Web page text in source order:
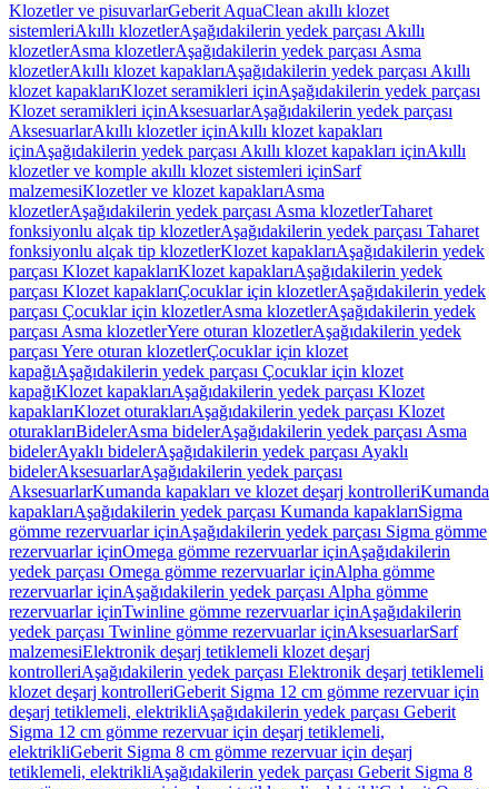
Klozetler ve pisuvarlarGeberit AquaClean akıllı klozet
sistemleriAkıllı klozetlerAşağıdakilerin yedek parçası Akıllı
klozetlerAsma klozetlerAşağıdakilerin yedek parçası Asma
klozetlerAkıllı klozet kapaklarıAşağıdakilerin yedek parçası Akıllı
klozet kapaklarıKlozet seramikleri içinAşağıdakilerin yedek parçası
Klozet seramikleri içinAksesuarlarAşağıdakilerin yedek parçası
AksesuarlarAkıllı klozetler içinAkıllı klozet kapakları
içinAşağıdakilerin yedek parçası Akıllı klozet kapakları içinAkıllı
klozetler ve komple akıllı klozet sistemleri içinSarf
malzemesiKlozetler ve klozet kapaklarıAsma
klozetlerAşağıdakilerin yedek parçası Asma klozetlerTaharet
fonksiyonlu alçak tip klozetlerAşağıdakilerin yedek parçası Taharet
fonksiyonlu alçak tip klozetlerKlozet kapaklarıAşağıdakilerin yedek
parçası Klozet kapaklarıKlozet kapaklarıAşağıdakilerin yedek
parçası Klozet kapaklarıÇocuklar için klozetlerAşağıdakilerin yedek
parçası Çocuklar için klozetlerAsma klozetlerAşağıdakilerin yedek
parçası Asma klozetlerYere oturan klozetlerAşağıdakilerin yedek
parçası Yere oturan klozetlerÇocuklar için klozet
kapağıAşağıdakilerin yedek parçası Çocuklar için klozet
kapağıKlozet kapaklarıAşağıdakilerin yedek parçası Klozet
kapaklarıKlozet oturaklarıAşağıdakilerin yedek parçası Klozet
oturaklarıBidelerAsma bidelerAşağıdakilerin yedek parçası Asma
bidelerAyaklı bidelerAşağıdakilerin yedek parçası Ayaklı
bidelerAksesuarlarAşağıdakilerin yedek parçası
AksesuarlarKumanda kapakları ve klozet deşarj kontrolleriKumanda
kapaklarıAşağıdakilerin yedek parçası Kumanda kapaklarıSigma
gömme rezervuarlar içinAşağıdakilerin yedek parçası Sigma gömme
rezervuarlar içinOmega gömme rezervuarlar içinAşağıdakilerin
yedek parçası Omega gömme rezervuarlar içinAlpha gömme
rezervuarlar içinAşağıdakilerin yedek parçası Alpha gömme
rezervuarlar içinTwinline gömme rezervuarlar içinAşağıdakilerin
yedek parçası Twinline gömme rezervuarlar içinAksesuarlarSarf
malzemesiElektronik deşarj tetiklemeli klozet deşarj
kontrolleriAşağıdakilerin yedek parçası Elektronik deşarj tetiklemeli
klozet deşarj kontrolleriGeberit Sigma 12 cm gömme rezervuar için
deşarj tetiklemeli, elektrikliAşağıdakilerin yedek parçası Geberit
Sigma 12 cm gömme rezervuar için deşarj tetiklemeli,
elektrikliGeberit Sigma 8 cm gömme rezervuar için deşarj
tetiklemeli, elektrikliAşağıdakilerin yedek parçası Geberit Sigma 8